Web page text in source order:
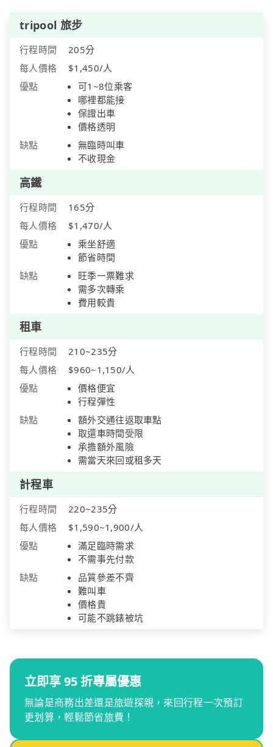
tripool 旅步
行程時間
205分
每人價格
$1,450/人
優點
可1~8位乘客
哪裡都能接
保證出車
價格透明
缺點
無臨時叫車
不收現金
高鐵
行程時間
165分
每人價格
$1,470/人
優點
乘坐舒適
節省時間
缺點
旺季一票難求
需多次轉乘
費用較貴
租車
行程時間
210~235分
每人價格
$960~1,150/人
優點
價格便宜
行程彈性
缺點
額外交通往返取車點
取還車時間受限
承擔額外風險
需當天來回或租多天
計程車
行程時間
220~235分
每人價格
$1,590~1,900/人
優點
滿足臨時需求
不需事先付款
缺點
品質參差不齊
難叫車
價格貴
可能不跳錶被坑
立即享 95 折專屬優惠
無論是商務出差還是旅遊探親，來回行程一次預訂
更划算，輕鬆節省旅費！